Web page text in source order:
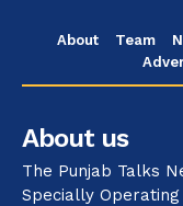
About Team
About us
The Punjab Talks
Specially Operating